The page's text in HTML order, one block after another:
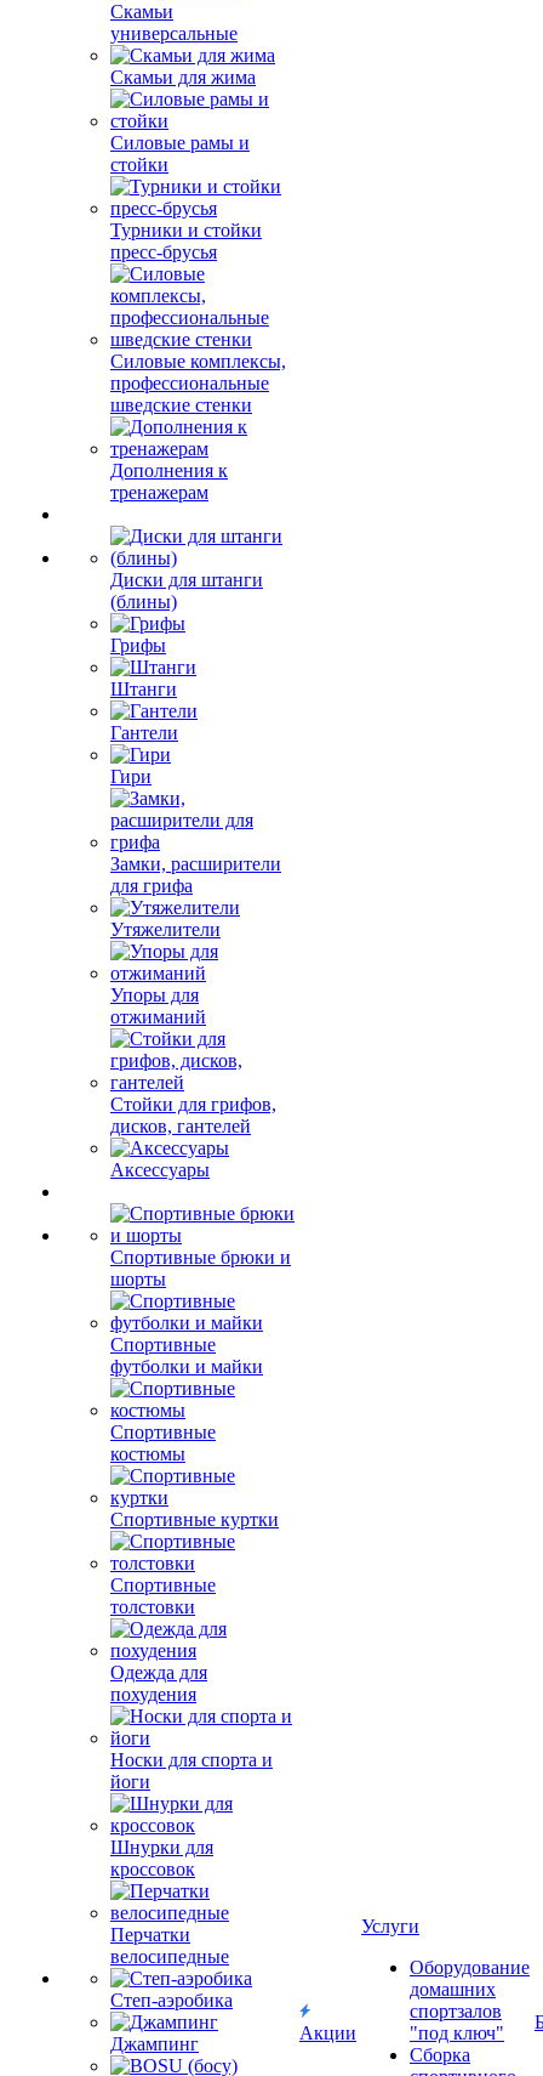
Скамьи
универсальные
Скамьи для жима
Силовые рамы и
стойки
Турники и стойки
пресс-брусья
Силовые комплексы,
профессиональные
шведские стенки
Дополнения к
тренажерам
Диски для штанги
(блины)
Грифы
Штанги
Гантели
Гири
Замки, расширители
для грифа
Утяжелители
Упоры для
отжиманий
Стойки для грифов,
дисков, гантелей
Аксессуары
Спортивные брюки и
шорты
Спортивные
футболки и майки
Спортивные
костюмы
Спортивные куртки
Спортивные
толстовки
Одежда для
похудения
Носки для спорта и
йоги
Шнурки для
кроссовок
Перчатки
велосипедные
Степ-аэробика
Джампинг
Акции
Услуги
Оборудование
домашних
спортзалов
"под ключ"
Сборка